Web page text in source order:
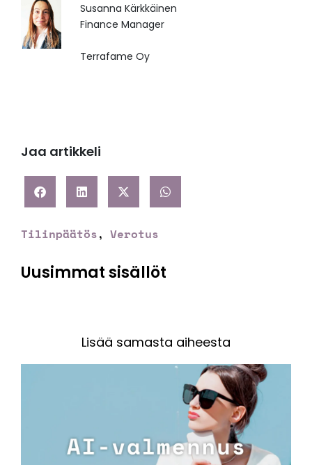
Susanna Kärkkäinen
Finance Manager
Terrafame Oy
Jaa artikkeli
Tilinpäätös, Verotus
Uusimmat sisällöt
Lisää samasta aiheesta